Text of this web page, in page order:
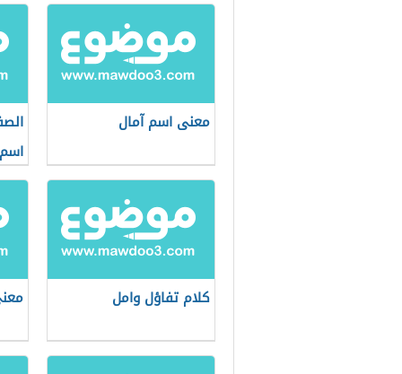
معنى اسم آمال
كلام تفاؤل وامل